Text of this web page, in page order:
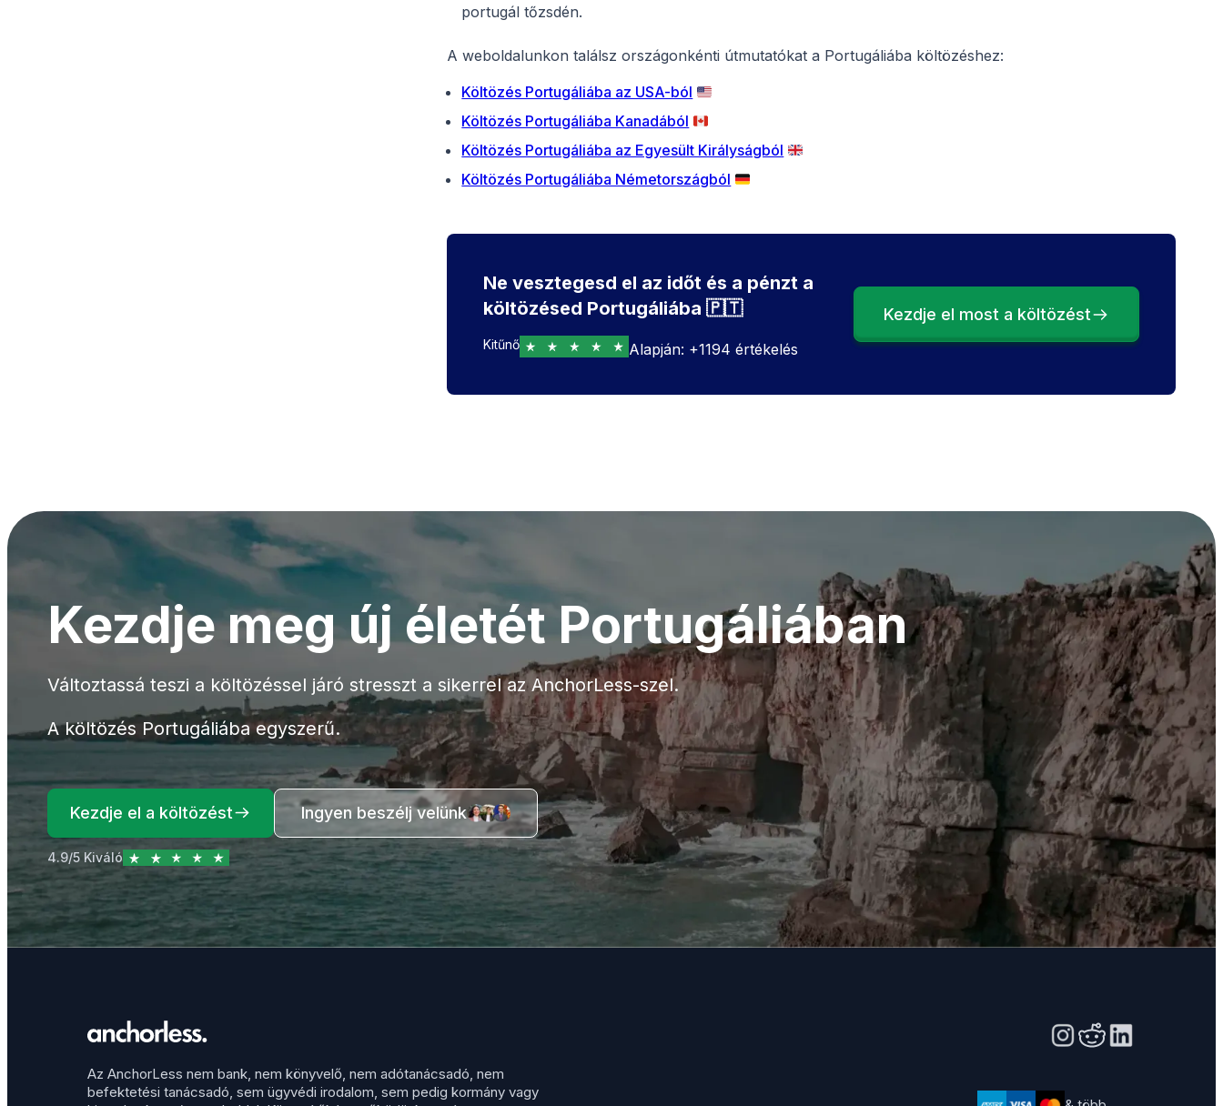
portugál tőzsdén.
A weboldalunkon találsz országonkénti útmutatókat a Portugáliába költözéshez:
Költözés Portugáliába az USA-ból 🇺🇸
Költözés Portugáliába Kanadából 🇨🇦
Költözés Portugáliába az Egyesült Királyságból 🇬🇧
Költözés Portugáliába Németországból 🇩🇪
Ne vesztegesd el az időt és a pénzt a
költözésed Portugáliába 🇵🇹
Kitűnő Alapján: +1194 értékelés
Kezdje el most a költözést
Kezdje meg új életét Portugáliában
Változtassá teszi a költözéssel járó stresszt a sikerrel az AnchorLess-szel.
A költözés Portugáliába egyszerű.
Kezdje el a költözést Ingyen beszélj velünk
4.9/5 Kiváló
Az AnchorLess nem bank, nem könyvelő, nem adótanácsadó, nem
befektetési tanácsadó, sem ügyvédi irodalom, sem pedig kormány vagy